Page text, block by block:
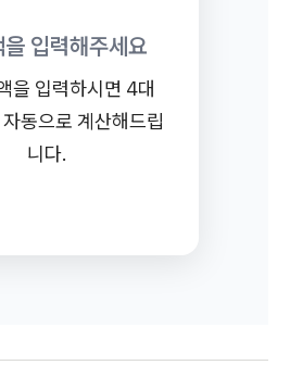
입력해주세요
을 입력하시면 4대
동으로 계산해드립
니다.